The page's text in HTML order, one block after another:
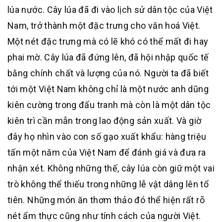
lúa nước. Cây lúa đã đi vào lịch sử dân tộc của Việt
Nam, trở thành một đặc trưng cho văn hoá Việt.
Một nét đặc trưng mà có lẽ khó có thể mất đi hay
phai mờ. Cây lúa đã đứng lên, đã hội nhập quốc tế
bằng chính chất và lượng của nó. Người ta đã biết
tới một Việt Nam không chỉ là một nước anh dũng
kiên cường trong đấu tranh mà còn là một dân tộc
kiên trì cần mẫn trong lao động sản xuất. Và giờ
đây họ nhìn vào con số gạo xuất khẩu: hàng triệu
tấn một năm của Việt Nam để đánh giá và đưa ra
nhận xét. Không những thế, cây lúa còn giữ một vai
trò không thể thiếu trong những lễ vật dâng lên tổ
tiên. Những món ăn thơm thảo đó thể hiện rất rõ
nét ẩm thực cũng như tính cách của người Việt.